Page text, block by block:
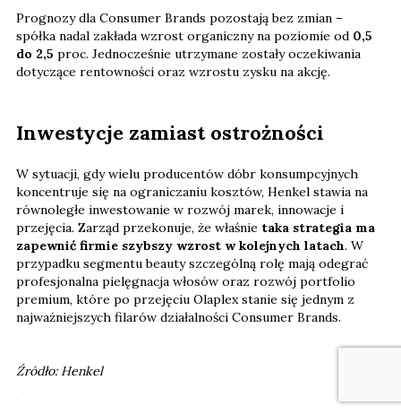
Prognozy dla Consumer Brands pozostają bez zmian –
spółka nadal zakłada wzrost organiczny na poziomie od 0,5
do 2,5 proc. Jednocześnie utrzymane zostały oczekiwania
dotyczące rentowności oraz wzrostu zysku na akcję.
Inwestycje zamiast ostrożności
W sytuacji, gdy wielu producentów dóbr konsumpcyjnych
koncentruje się na ograniczaniu kosztów, Henkel stawia na
równoległe inwestowanie w rozwój marek, innowacje i
przejęcia. Zarząd przekonuje, że właśnie taka strategia ma
zapewnić firmie szybszy wzrost w kolejnych latach. W
przypadku segmentu beauty szczególną rolę mają odegrać
profesjonalna pielęgnacja włosów oraz rozwój portfolio
premium, które po przejęciu Olaplex stanie się jednym z
najważniejszych filarów działalności Consumer Brands.
Źródło: Henkel